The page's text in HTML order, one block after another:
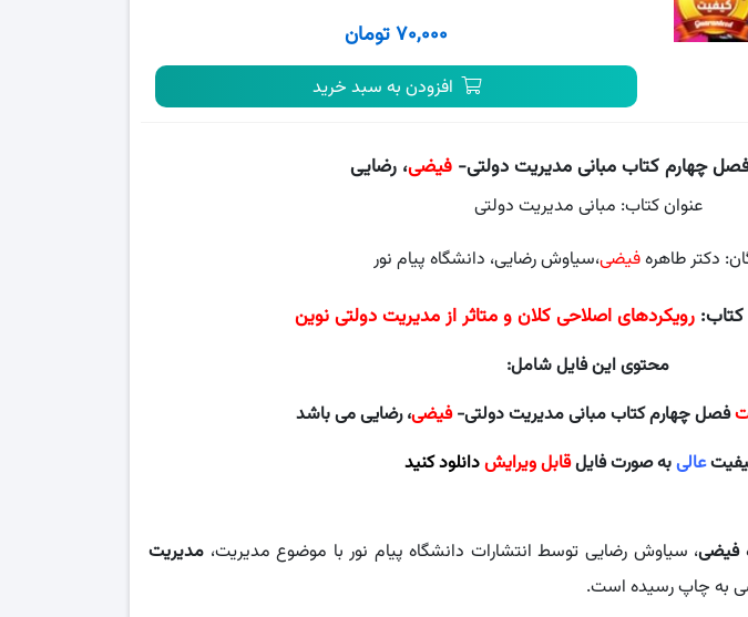
۷۰,۰۰۰ تومان
افزودن به سبد خرید
چهارم کتاب مبانی مدیریت دولتی-فیضی، رضایی
عنوان کتاب: مبانی مدیریت دولتی
دکتر طاهرهفیضی،سیاوش رضایی، دانشگاه پیام نور
کتاب:رویکردهای اصلاحی کلان و متاثر ازمدیریت دولتی نوین
محتوی این فایل شامل:
فصل چهارم کتاب مبانی مدیریت دولتی-فیضی، رضایی می باشد
عالیبه صورت فایلقابل ویرایشدانلود کنید
فیضی، سیاوش رضایی توسط انتشارات دانشگاه پیام نور با موضوع مدیریت، مدیریت
به چاپ رسیده است.